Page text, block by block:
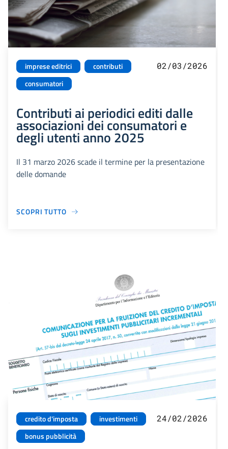
imprese editrici
contributi
consumatori
02/03/2026
Contributi ai periodici editi dalle
associazioni dei consumatori e
degli utenti anno 2025
Il 31 marzo 2026 scade il termine per la presentazione
delle domande
SCOPRI TUTTO
credito d'imposta
investimenti
bonus pubblicità
24/02/2026